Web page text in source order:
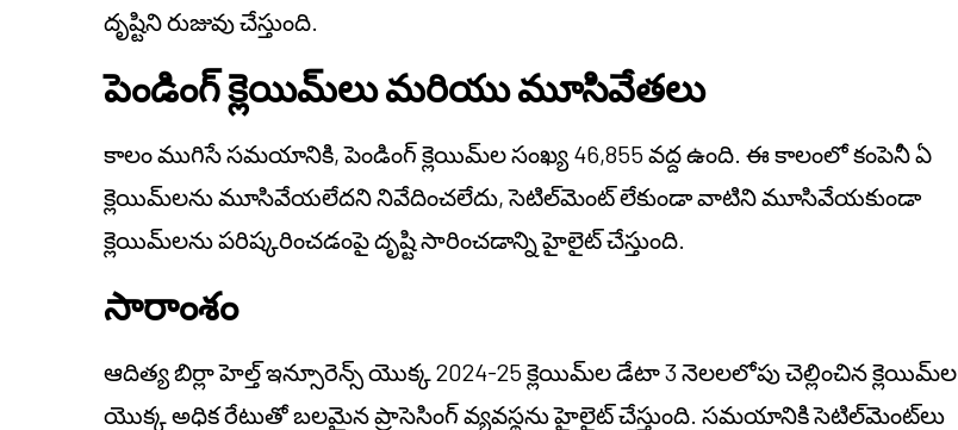
దృష్టిని రుజువు చేస్తుంది.
పెండింగ్ క్లెయిమ్‌లు మరియు మూసివేతలు
కాలం ముగిసే సమయానికి, పెండింగ్ క్లెయిమ్‌ల సంఖ్య 46,855 వద్ద ఉంది. ఈ కాలంలో కంపెనీ ఏ
క్లెయిమ్‌లను మూసివేయలేదని నివేదించలేదు, సెటిల్‌మెంట్ లేకుండా వాటిని మూసివేయకుండా
క్లెయిమ్‌లను పరిష్కరించడంపై దృష్టి సారించడాన్ని హైలైట్ చేస్తుంది.
సారాంశం
ఆదిత్య బిర్లా హెల్త్ ఇన్సూరెన్స్ యొక్క 2024-25 క్లెయిమ్‌ల డేటా 3 నెలలలోపు చెల్లించిన క్లెయిమ్‌ల
యొక్క అధిక రేటుతో బలమైన ప్రాసెసింగ్ వ్యవస్థను హైలైట్ చేస్తుంది. సమయానికి సెటిల్‌మెంట్‌లు